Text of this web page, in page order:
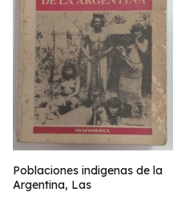
Poblaciones indigenas de la
Argentina, Las